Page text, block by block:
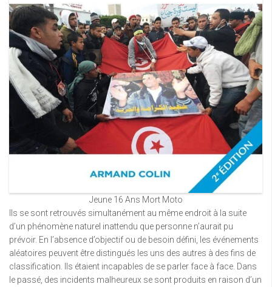
Jeune 16 Ans Mort Moto
Ils se sont retrouvés simultanément au même endroit à la suite
d’un phénomène naturel inattendu que personne n’aurait pu
prévoir. En l’absence d’objectif ou de besoin défini, les événements
aléatoires peuvent être distingués les uns des autres à des fins de
classification. Ils étaient incapables de se parler face à face. Dans
le passé, des incidents malheureux se sont produits en raison d’un